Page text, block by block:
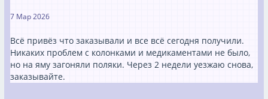
7 Мар 2026
Всё привёз что заказывали и все всё сегодня получили.
Никаких проблем с колонками и медикаментами не было,
но на яму загоняли поляки. Через 2 недели уезжаю снова,
заказывайте.